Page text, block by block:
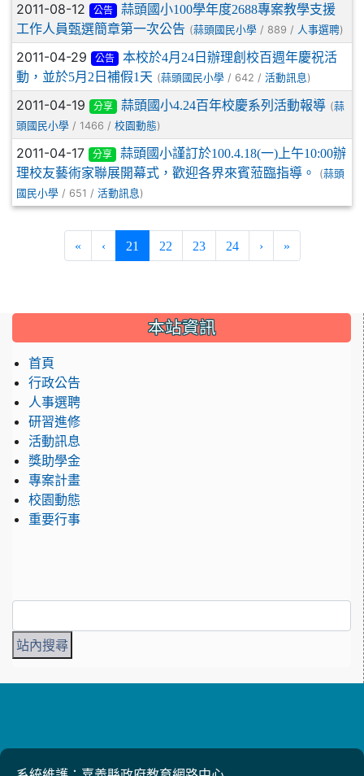
2011-08-12 公告
蒜頭國小100學年度2688專案教學支援
工作人員甄選簡章第一次公告 (蒜頭國民小學 / 889 / 人事選聘)
2011-04-29 公告
本校於4月24日辦理創校百週年慶祝活
動，並於5月2日補假1天 (蒜頭國民小學 / 642 / 活動訊息 )
2011-04-19 分享 蒜頭國小4.24百年校慶系列活動報導 (蒜
頭國民小學 / 1466 / 校園動態)
2011-04-17 分享
蒜頭國小謹訂於100.4.18(一)上午10:00辦
理校友藝術家聯展開幕式，歡迎各界來賓蒞臨指導。
(蒜頭
國民小學 / 651 / 活動訊息 )
« ‹ 21 (current)
22 23 24 › »
::: 本站資訊
首頁
行政公告
人事選聘
研習進修
活動訊息
獎助學金
專案計畫
校園動態
重要行事